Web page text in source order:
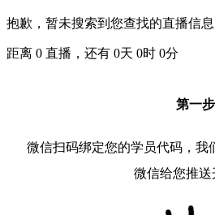
抱歉，暂未搜索到您查找的直播信息
距离 0 直播，还有 0天 0时 0分
第一步
微信扫码绑定您的学员代码，我
微信给您推送